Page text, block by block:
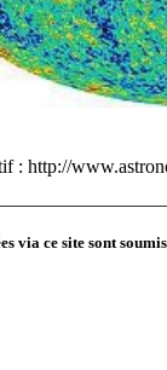
:http://
via ce site sont